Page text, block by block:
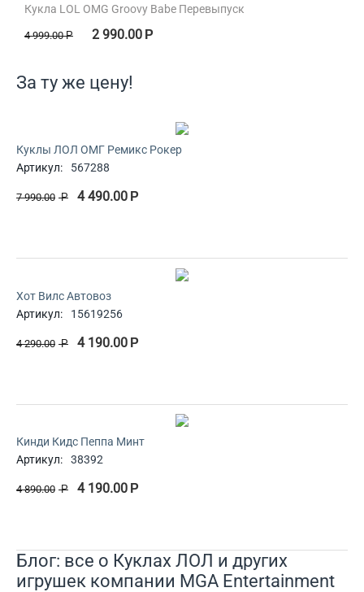
Кукла LOL OMG Groovy Babe Перевыпуск
4 999.00 Р 2 990.00 Р
За ту же цену!
Куклы ЛОЛ ОМГ Ремикс Рокер
Артикул:
567288
7 990.00 Р 4 490.00 Р
Хот Вилс Автовоз
Артикул:
15619256
4 290.00 Р 4 190.00 Р
Кинди Кидс Пеппа Минт
Артикул:
38392
4 890.00 Р 4 190.00 Р
Блог: все о Куклах ЛОЛ и других
игрушек компании MGA Entertainment